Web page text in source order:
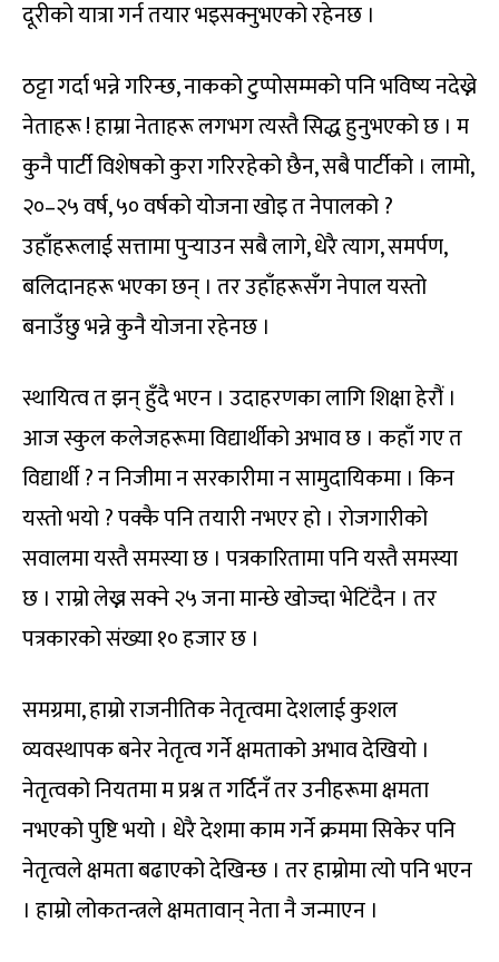
दूरीको यात्रा गर्न तयार भइसक्नुभएको रहेनछ ।
ठट्टा गर्दा भन्ने गरिन्छ, नाकको टुप्पोसम्मको पनि भविष्य नदेख्ने
नेताहरू ! हाम्रा नेताहरू लगभग त्यस्तै सिद्ध हुनुभएको छ । म
कुनै पार्टी विशेषको कुरा गरिरहेको छैन, सबै पार्टीको । लामो,
२०–२५ वर्ष, ५० वर्षको योजना खोइ त नेपालको ?
उहाँहरूलाई सत्तामा पुर्‍याउन सबै लागे, धेरै त्याग, समर्पण,
बलिदानहरू भएका छन् । तर उहाँहरूसँग नेपाल यस्तो
बनाउँछु भन्ने कुनै योजना रहेनछ ।
स्थायित्व त झन् हुँदै भएन । उदाहरणका लागि शिक्षा हेरौं ।
आज स्कुल कलेजहरूमा विद्यार्थीको अभाव छ । कहाँ गए त
विद्यार्थी ? न निजीमा न सरकारीमा न सामुदायिकमा । किन
यस्तो भयो ? पक्कै पनि तयारी नभएर हो । रोजगारीको
सवालमा यस्तै समस्या छ । पत्रकारितामा पनि यस्तै समस्या
छ । राम्रो लेख्न सक्ने २५ जना मान्छे खोज्दा भेटिंदैन । तर
पत्रकारको संख्या १० हजार छ ।
समग्रमा, हाम्रो राजनीतिक नेतृत्वमा देशलाई कुशल
व्यवस्थापक बनेर नेतृत्व गर्ने क्षमताको अभाव देखियो ।
नेतृत्वको नियतमा म प्रश्न त गर्दिनँ तर उनीहरूमा क्षमता
नभएको पुष्टि भयो । धेरै देशमा काम गर्ने क्रममा सिकेर पनि
नेतृत्वले क्षमता बढाएको देखिन्छ । तर हाम्रोमा त्यो पनि भएन
। हाम्रो लोकतन्त्रले क्षमतावान् नेता नै जन्माएन ।